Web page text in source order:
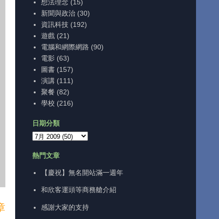
想法理念 (15)
新聞與政治 (30)
資訊科技 (192)
遊戲 (21)
電腦和網際網路 (90)
電影 (63)
圖書 (157)
演講 (111)
聚餐 (82)
學校 (216)
日期分類
熱門文章
【慶祝】無名開站滿一週年
和欣客運頭等商務艙介紹
感謝大家的支持